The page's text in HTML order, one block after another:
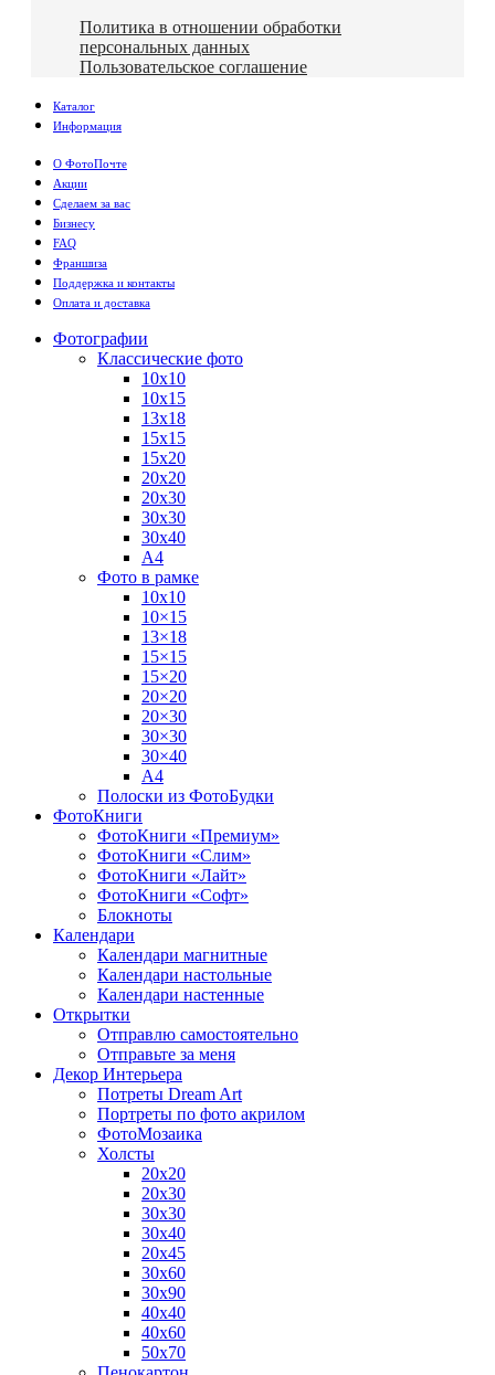
Политика в отношении обработки
персональных данных
Пользовательское соглашение
Каталог
Информация
О ФотоПочте
Акции
Сделаем за вас
Бизнесу
FAQ
Франшиза
Поддержка и контакты
Оплата и доставка
Фотографии
Классические фото
10х10
10х15
13х18
15х15
15х20
20х20
20х30
30х30
30х40
А4
Фото в рамке
10х10
10×15
13×18
15×15
15×20
20×20
20×30
30×30
30×40
A4
Полоски из ФотоБудки
ФотоКниги
ФотоКниги «Премиум»
ФотоКниги «Слим»
ФотоКниги «Лайт»
ФотоКниги «Софт»
Блокноты
Календари
Календари магнитные
Календари настольные
Календари настенные
Открытки
Отправлю самостоятельно
Отправьте за меня
Декор Интерьера
Потреты Dream Art
Портреты по фото акрилом
ФотоМозаика
Холсты
20х20
20х30
30х30
30х40
20х45
30х60
30х90
40х40
40х60
50х70